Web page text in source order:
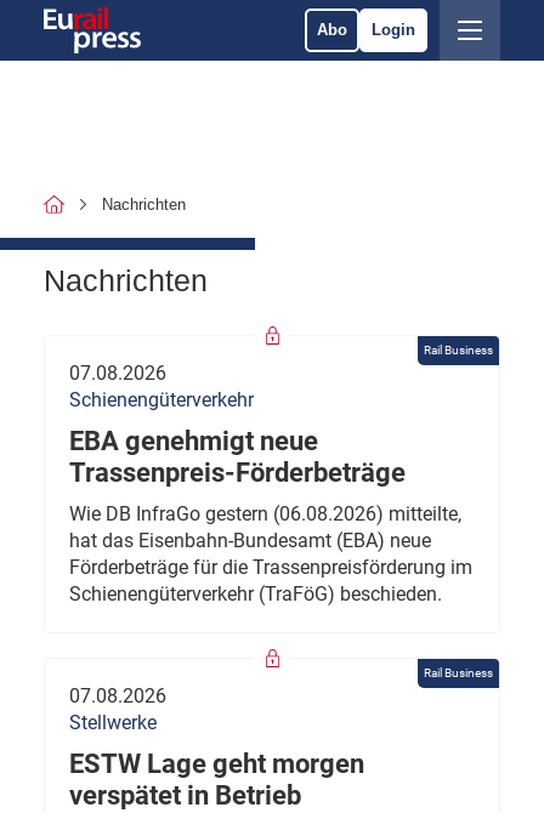
Abo Login
Nachrichten
Nachrichten
Rail Business
07.08.2026
Schienengüterverkehr
EBA genehmigt neue
Trassenpreis-Förderbeträge
Wie DB InfraGo gestern (06.08.2026) mitteilte,
hat das Eisenbahn-Bundesamt (EBA) neue
Förderbeträge für die Trassenpreisförderung im
Schienengüterverkehr (TraFöG) beschieden.
Rail Business
07.08.2026
Stellwerke
ESTW Lage geht morgen
verspätet in Betrieb